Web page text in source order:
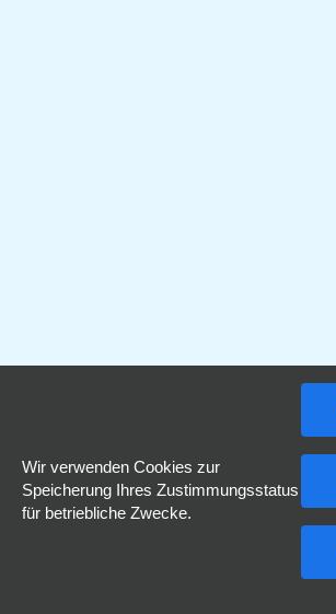
Wir verwenden Cookies zur
Speicherung Ihres Zustimmungsstatus
für betriebliche Zwecke.